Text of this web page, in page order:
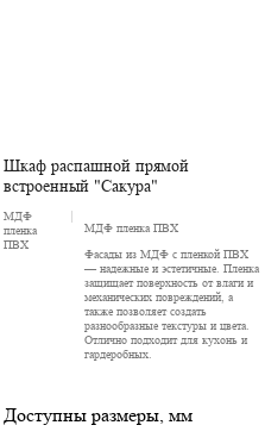
Шкаф распашной прямой
встроенный "Сакура"
МДФ
пленка
ПВХ
МДФ пленка ПВХ
Фасады из МДФ с пленкой ПВХ
— надежные и эстетичные. Пленка
защищает поверхность от влаги и
механических повреждений, а
также позволяет создать
разнообразные текстуры и цвета.
Отлично подходит для кухонь и
гардеробных.
Доступны размеры, мм